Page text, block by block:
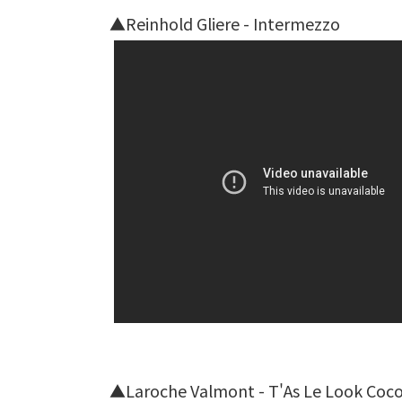
▲Reinhold Gliere - Intermezzo
▲Laroche Valmont - T'As Le Look